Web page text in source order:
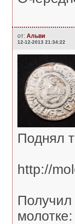
от: Альви
12-12-2013 21:34:22
Поднял
http://
молотке: